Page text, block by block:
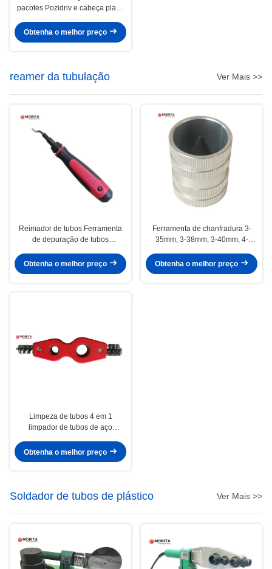
pacotes Pozidriv e cabeça plana
ergonômicas 300mm
Obtenha o melhor preço
reamer da tubulação Ver Mais >>
Reimador de tubos Ferramenta
de depuração de tubos
Rotada livremente 360 graus
Lâminas de substituição
Obtenha o melhor preço
Ferramenta de chanfradura 3-
35mm, 3-38mm, 3-40mm, 4-
Reamer da tubulação, 8-
54mmABS plástico, liga de zinco
Obtenha o melhor preço
Limpeza de tubos 4 em 1
limpador de tubos de aço
externa e interna de tubos de 15
mm e 22 mm
Obtenha o melhor preço
Soldador de tubos de plástico Ver Mais >>